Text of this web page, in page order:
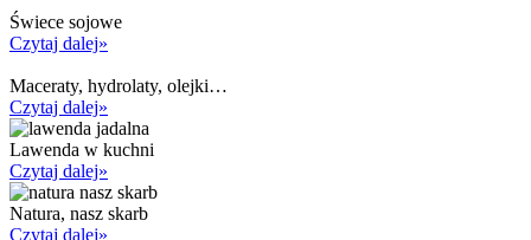
Świece sojowe
Czytaj dalej»
Maceraty, hydrolaty, olejki…
Czytaj dalej»
Lawenda w kuchni
Czytaj dalej»
Natura, nasz skarb
Czytaj dalej»